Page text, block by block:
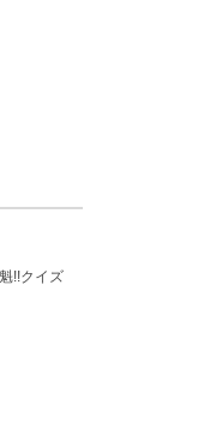
!!クイズ